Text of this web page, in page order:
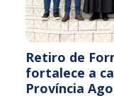
Retiro de
fortalece a
Província